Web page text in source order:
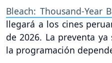
Bleach: Thousand-Year
llegará a los cines
de 2026. La preventa
la programación